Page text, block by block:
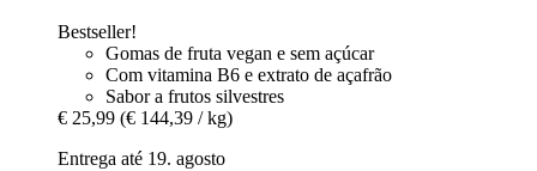
Bestseller!
Gomas de fruta vegan e sem açúcar
Com vitamina B6 e extrato de açafrão
Sabor a frutos silvestres
€ 25,99 (€ 144,39 / kg)
Entrega até 19. agosto